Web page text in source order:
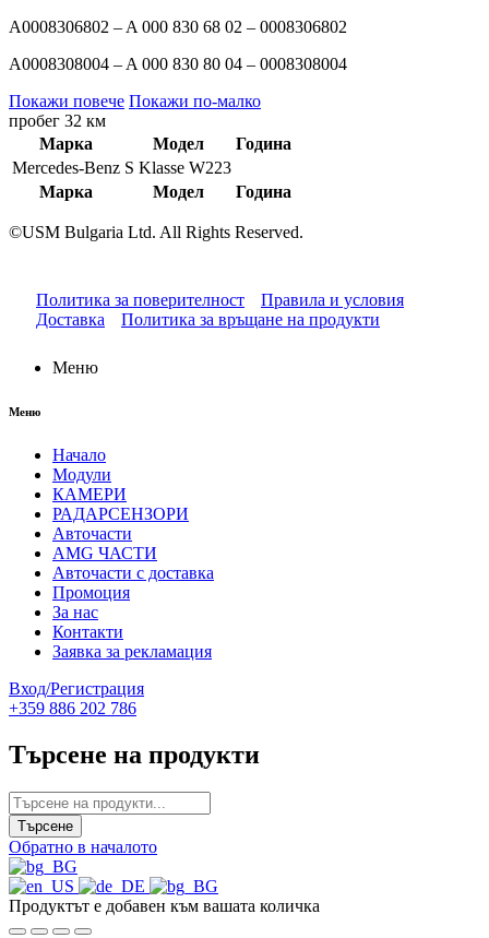
A0008306802 – A 000 830 68 02 – 0008306802
A0008308004 – A 000 830 80 04 – 0008308004
Покажи повече Покажи по-малко
пробег 32 км
Марка
Модел Година
Марка Модел Година
Mercedes-Benz S Klasse W223
©USM Bulgaria Ltd. All Rights Reserved.
Политика за поверителност
Правила и условия
Доставка
Политика за връщане на продукти
Меню
Меню
Начало
Модули
КАМЕРИ
РАДАРСЕНЗОРИ
Авточасти
AMG ЧАСТИ
Авточасти с доставка
Промоция
За нас
Контакти
Заявка за рекламация
Вход/Регистрация
+359 886 202 786
Търсене на продукти
Обратно в началото
Продуктът е добавен към вашата количка